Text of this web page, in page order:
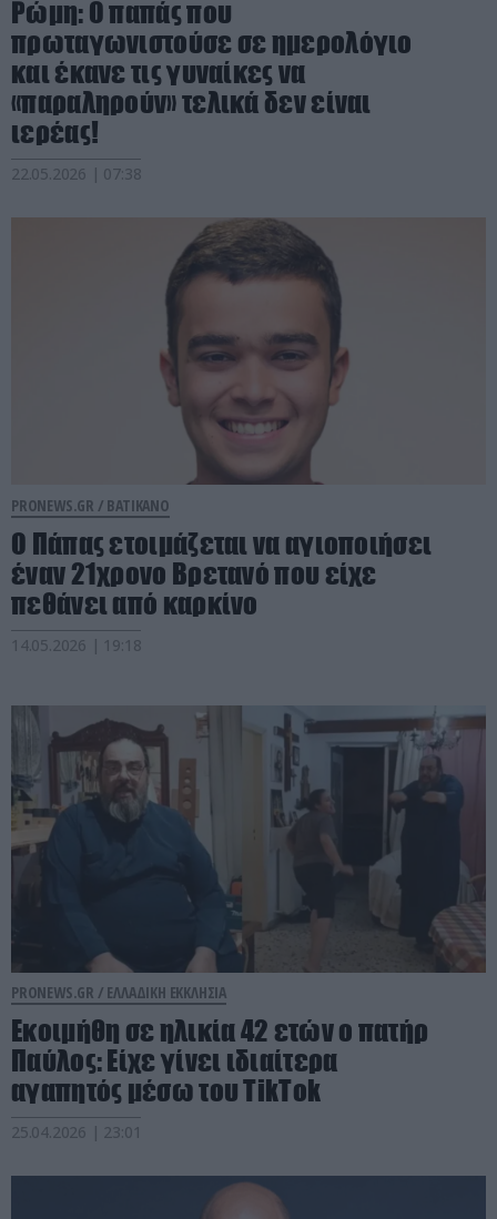
Ρώμη: O παπάς που
πρωταγωνιστούσε σε ημερολόγιο
και έκανε τις γυναίκες να
«παραληρούν» τελικά δεν είναι
ιερέας!
22.05.2026 | 07:38
PRONEWS.GR / ΒΑΤΙΚΑΝΟ
Ο Πάπας ετοιμάζεται να αγιοποιήσει
έναν 21χρονο Βρετανό που είχε
πεθάνει από καρκίνο
14.05.2026 | 19:18
PRONEWS.GR / ΕΛΛΑΔΙΚΗ ΕΚΚΛΗΣΙΑ
Εκοιμήθη σε ηλικία 42 ετών ο πατήρ
Παύλος: Είχε γίνει ιδιαίτερα
αγαπητός μέσω του TikTok
25.04.2026 | 23:01